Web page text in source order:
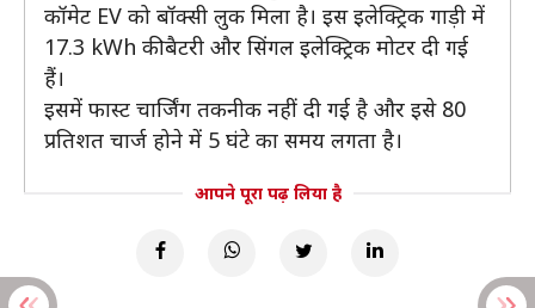
कॉमेट EV को बॉक्सी लुक मिला है। इस इलेक्ट्रिक गाड़ी में
17.3 kWh की बैटरी और सिंगल इलेक्ट्रिक मोटर दी गई
हैं।
इसमें फास्ट चार्जिंग तकनीक नहीं दी गई है और इसे 80
प्रतिशत चार्ज होने में 5 घंटे का समय लगता है।
आपने पूरा पढ़ लिया है